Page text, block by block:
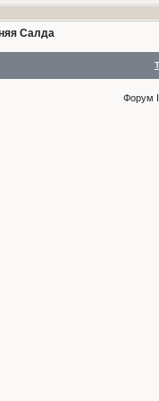
Салда
Форум